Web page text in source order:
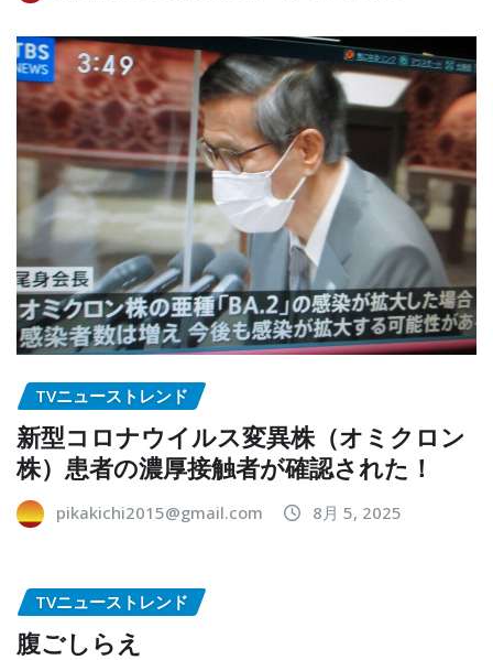
TVニューストレンド
新型コロナウイルス変異株（オミクロン
株）患者の濃厚接触者が確認された！
pikakichi2015@gmail.com 8月 5, 2025
TVニューストレンド
腹ごしらえ